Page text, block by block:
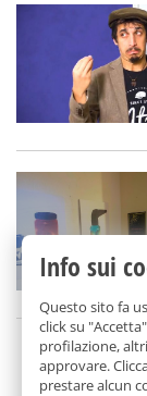
Info sui
Questo sito fa
click su
profilazione,
approvare.
prestare alcun